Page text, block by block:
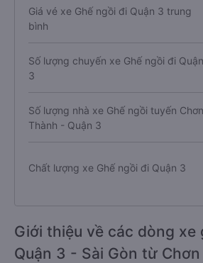
Giá vé xe Ghế ngồi đi Quận 3 trung
bình
Số lượng chuyến xe Ghế ngồi đi Quận
3
Số lượng nhà xe Ghế ngồi tuyến Chơn
Thành - Quận 3
Chất lượng xe Ghế ngồi đi Quận 3
Giới thiệu về các dòng xe
Quận 3 - Sài Gòn từ